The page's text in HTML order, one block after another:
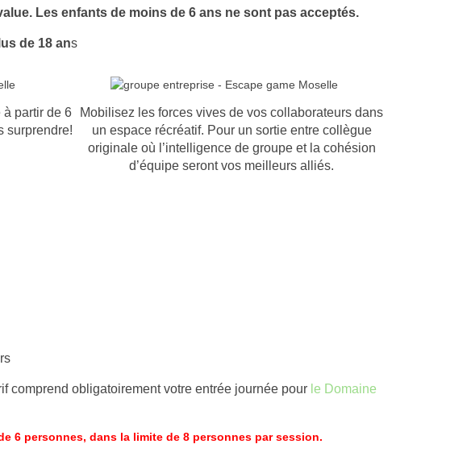
Les enfants de moins de 6 ans ne sont pas acceptés.
de 18 ans
partir de 6
surprendre!
Mobilisez les forces vives de vos collaborateurs dans
un espace récréatif. Pour un sortie entre collègue
originale où l’intelligence de groupe et la cohésion
d’équipe seront vos meilleurs alliés.
comprend obligatoirement votre entrée journée pour le Domaine
6 personnes, dans la limite de 8 personnes par session.